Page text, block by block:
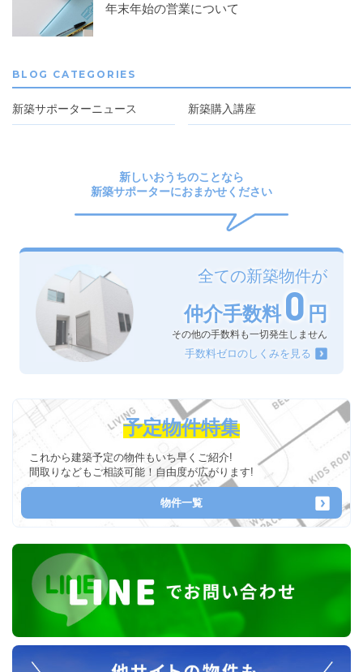
年末年始の営業について
BLOG CATEGORIES
新築サポーターニュース 新築購入講座
新しいおうちのことなら
新築サポーターにおまかせください
全ての新築物件が
仲介手数料 0 円
その他の手数料も一切発生しません
手数料ゼロのしくみを見る
予定物件特集
これから建築予定の物件もいち早くご紹介!
間取りなどもご相談可能！自由度が広がります!
物件一覧